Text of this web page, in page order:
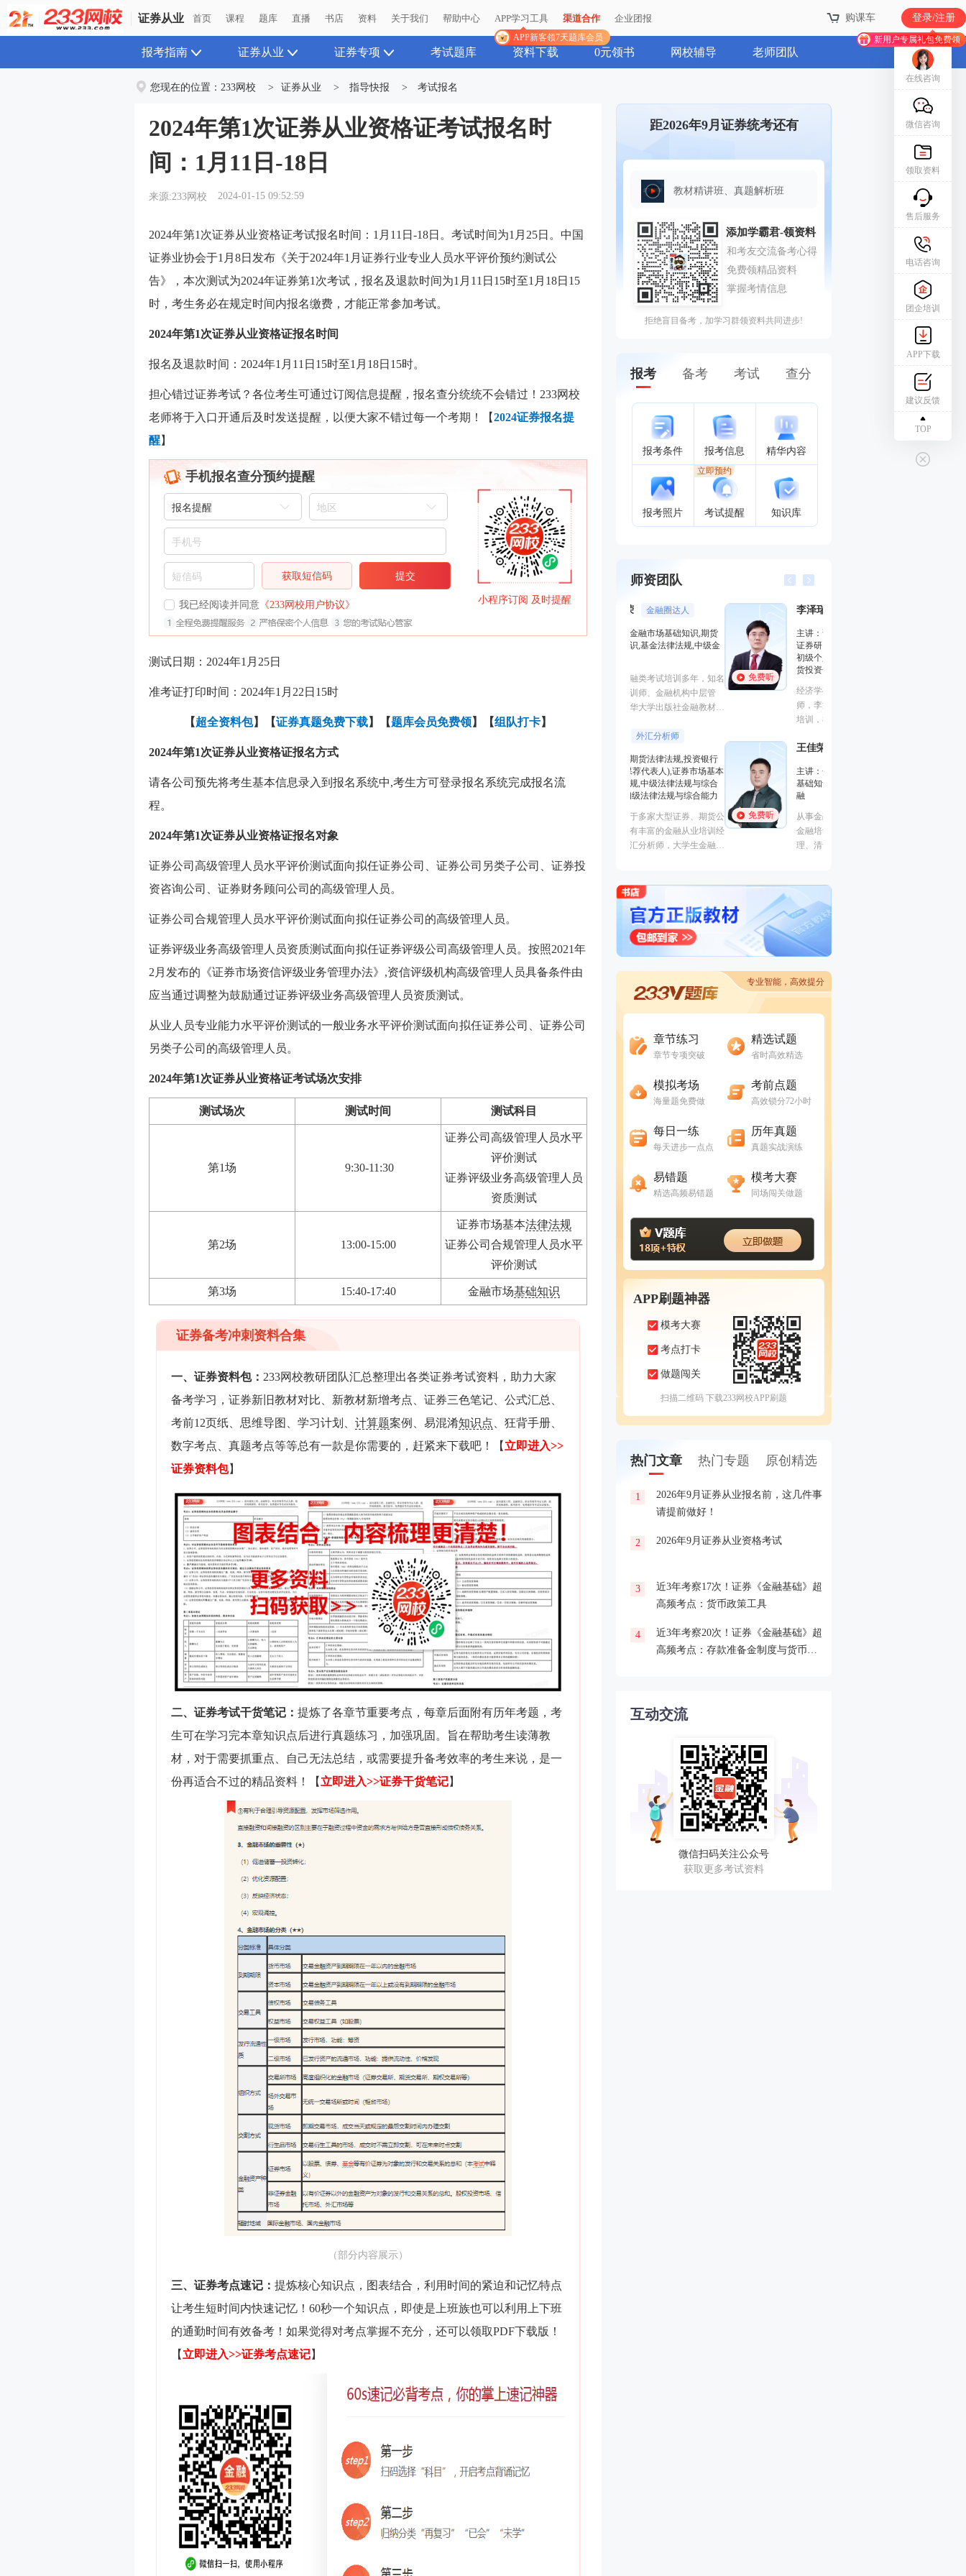
证券从业 首页 课程 题库 直播 书店 资料 关于我们 帮助中心 APP学习工具
APP新客领7天题库会员
渠道合作 企业团报 购课车 登录/注册
新用户专属礼包免费领
报考指南 证券从业 证券专项 考试题库 资料下载 0元领书 网校辅导 老师团队
您现在的位置： 233网校 > 证券从业 > 指导快报 > 考试报名
2024年第1次证券从业资格证考试报名时
间：1月11日-18日
来源:233网校 2024-01-15 09:52:59
2024年第1次证券从业资格证考试报名时间：1月11日-18日。考试时间为1月25日。中国
证券业协会于1月8日发布《关于2024年1月证券行业专业人员水平评价预约测试公
告》，本次测试为2024年证券第1次考试，报名及退款时间为1月11日15时至1月18日15
时，考生务必在规定时间内报名缴费，才能正常参加考试。
2024年第1次证券从业资格证报名时间
报名及退款时间：2024年1月11日15时至1月18日15时。
担心错过证券考试？各位考生可通过订阅信息提醒，报名查分统统不会错过！233网校
老师将于入口开通后及时发送提醒，以便大家不错过每一个考期！【2024证券报名提
醒】
手机报名查分预约提醒
获取短信码 提交
我已经阅读并同意 《233网校用户协议》 小程序订阅 及时提醒
测试日期：2024年1月25日
准考证打印时间：2024年1月22日15时
【超全资料包】【证券真题免费下载】 【题库会员免费领】【组队打卡】
2024年第1次证券从业资格证报名方式
请各公司预先将考生基本信息录入到报名系统中,考生方可登录报名系统完成报名流
程。
2024年第1次证券从业资格证报名对象
证券公司高级管理人员水平评价测试面向拟任证券公司、证券公司另类子公司、证券投
资咨询公司、证券财务顾问公司的高级管理人员。
证券公司合规管理人员水平评价测试面向拟任证券公司的高级管理人员。
证券评级业务高级管理人员资质测试面向拟任证券评级公司高级管理人员。按照2021年
2月发布的《证券市场资信评级业务管理办法》,资信评级机构高级管理人员具备条件由
应当通过调整为鼓励通过证券评级业务高级管理人员资质测试。
从业人员专业能力水平评价测试的一般业务水平评价测试面向拟任证券公司、证券公司
另类子公司的高级管理人员。
2024年第1次证券从业资格证考试场次安排
测试场次 测试时间 测试科目
第1场 9:30-11:30
证券公司高级管理人员水平
评价测试
证券评级业务高级管理人员
资质测试
第2场 13:00-15:00
证券市场基本法律法规
证券公司合规管理人员水平
评价测试
第3场 15:40-17:40 金融市场基础知识
证券备考冲刺资料合集
一、证券资料包： 233网校教研团队汇总整理出各类证券考试资料，助力大家
备考学习，证券新旧教材对比、新教材新增考点、证券三色笔记、公式汇总、
考前12页纸、思维导图、学习计划、 计算题案例、易混淆知识点 、狂背手册、
数字考点、真题考点等等总有一款是你需要的，赶紧来下载吧！
【 立即进入>>
证券资料包】
二、证券考试干货笔记： 提炼了各章节重要考点，每章后面附有历年考题，考
生可在学习完本章知识点后进行真题练习，加强巩固。旨在帮助考生读薄教
材，对于需要抓重点、自己无法总结，或需要提升备考效率的考生来说，是一
份再适合不过的精品资料！【 立即进入>>证券干货笔记】
（部分内容展示）
三、证券考点速记： 提炼核心知识点，图表结合，利用时间的紧迫和记忆特点
让考生短时间内快速记忆！60秒一个知识点，即使是上班族也可以利用上下班
的通勤时间有效备考！如果觉得对考点掌握不充分，还可以领取PDF下载版！
【 立即进入>>证券考点速记】
距2026年9月证券统考还有
教材精讲班、真题解析班
拒绝盲目备考，加学习群领资料共同进步!
报考 备考 考试 查分
报考条件 报考信息 精华内容
报考照片 考试提醒
立即预约
知识库
师资团队
免费听
李泽瑞 金融培训高级讲师
主讲：证券投资顾问业务,发布
证券研究报告业务(证券分析师),
初级个人贷款,中级个人贷款,期
货投资分析
经济学硕士、金融培训高级讲
师，李泽瑞老师从事金融类考证
培训，教学经验丰富，出口
能的很有个人风格的老师，江湖
学员称被讲课耽误的“德云社”编
外弟子。
免费听
王佳荣 金融圈达人
主讲：金融市场基础知识,期货
基础知识,基金法律法规,中级金
融
从事金融类考试培训多年，知名
金融培训师、金融机构中层管
理、清华大学出版社金融教材副
的“一哥”。
专业智能，高效提分
章节练习
章节专项突破
精选试题
省时高效精选
模拟考场
海量题免费做
考前点题
高效锁分72小时
每日一练
每天进步一点点
历年真题
真题实战演练
易错题
精选高频易错题
模考大赛
同场闯关做题
APP刷题神器
模考大赛
考点打卡
做题闯关
扫描二维码 下载233网校APP刷题
热门文章 热门专题 原创精选
1
2026年9月证券从业报名前，这几件事
请提前做好！
2 2026年9月证券从业资格考试
3
近3年考察17次！证券《金融基础》超
高频考点：货币政策工具
4
近3年考察20次！证券《金融基础》超
高频考点：存款准备金制度与货币乘
互动交流
微信扫码关注公众号
获取更多考试资料
在线咨询
微信咨询
领取资料
售后服务
电话咨询
团企培训
APP下载
建议反馈
TOP